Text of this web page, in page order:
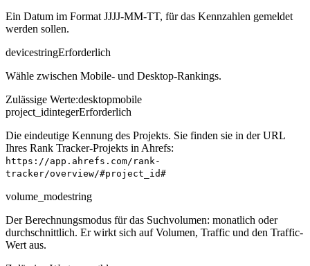
Ein Datum im Format JJJJ-MM-TT, für das Kennzahlen gemeldet
werden sollen.
devicestringErforderlich
Wähle zwischen Mobile- und Desktop-Rankings.
Zulässige Werte:desktopmobile
project_idintegerErforderlich
Die eindeutige Kennung des Projekts. Sie finden sie in der URL
Ihres Rank Tracker-Projekts in Ahrefs:
https://app.ahrefs.com/rank-
tracker/overview/#project_id#
volume_modestring
Der Berechnungsmodus für das Suchvolumen: monatlich oder
durchschnittlich. Er wirkt sich auf Volumen, Traffic und den Traffic-
Wert aus.